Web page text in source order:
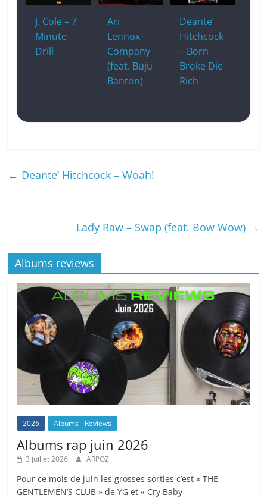
J. Cole – 7
Minute
Drill
Ari
Lennox –
Company
(feat. Buju
Banton)
Deante’
Hitchcock
– Born
Broke Die
Rich
← Deante’ Hitchcock – Woah!
Lady Raw – Swap (feat. Bow Wow) →
Albums reviews
2026 Albums - Reviews
Albums rap juin 2026
3 juillet 2026 ARPOZ
Pour ce mois de juin les grosses sorties c’est « THE
GENTLEMEN’S CLUB » de YG et « Cry Baby